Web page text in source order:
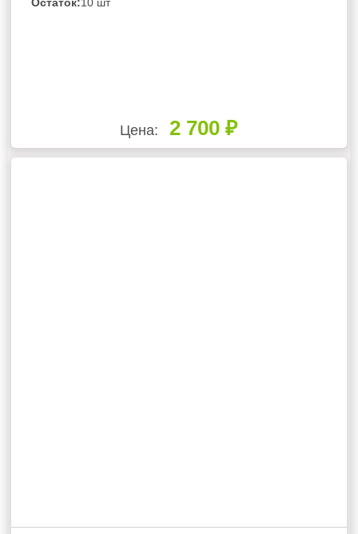
Остаток:10 шт
Цена: 2 700 ₽